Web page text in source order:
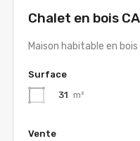
Chalet en bois
Maison habitable en
Surface
31 m²
Vente